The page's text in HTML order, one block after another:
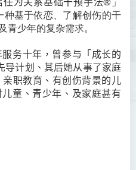
种基于依恋、了解创伤的干
青少年的复杂需求。
服务十年，曾参与「成长的
导计划、其后她从事了家庭
职教育、有创伤背景的儿
儿童、青少年、及家庭甚有
HUNG Yiu Ying
IP Po Na
LAU Sik Wai
LAW Ying Tsz
Yiu Tung